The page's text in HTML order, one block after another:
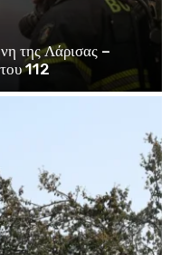
της Λάρισας –
112